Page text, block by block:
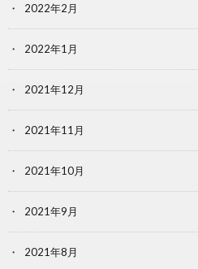
2022年2月
2022年1月
2021年12月
2021年11月
2021年10月
2021年9月
2021年8月